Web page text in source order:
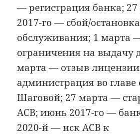
— регистрация банка;
2017-го — сбой/
обслуживания; 1 марта
ограничения на выдачу
марта — отзыв
администрация во
Шаговой; 27 марта —
АСВ; июнь 2017-го —
2020-й — иск АСВ к